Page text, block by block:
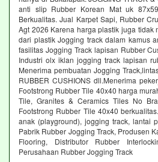
anti slip Rubber Korean Mat uk
Berkualitas. Jual Karpet Sapi, Rubber
Agt 2026 Karena harga plastik juga tidak
dari plastik Jogging track dalam kamus
fasilitas Jogging Track lapisan Rubber
Industri olx iklan jogging track lapisan
Menerima pembuatan Jogging
RUBBER CUSHIONS dll.Menerima
Footstrong Rubber Tile 40x40 harga
Tile, Granites & Ceramics Tiles No
Footstrong Rubber Tile 40x40
anak (playground), jogging track, lantai
Pabrik Rubber Jogging Track, Produsen
Flooring, Distributor Rubber
Perusahaan Rubber Jogging Track